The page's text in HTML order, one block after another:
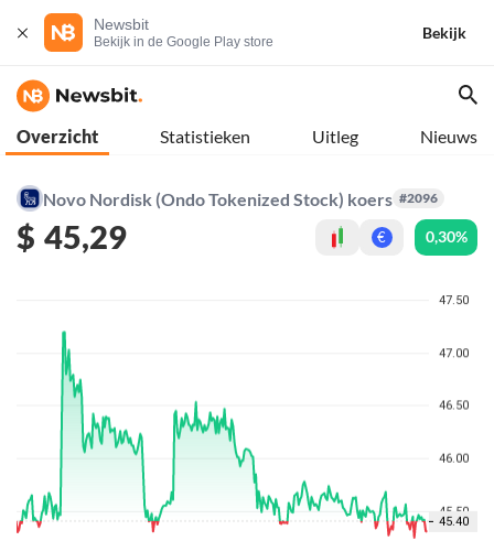
Newsbit
Bekijk in de Google Play store
Bekijk
Overzicht Statistieken Uitleg Nieuws
Novo Nordisk (Ondo Tokenized Stock) koers #2096
$ 45,29 € 0,30%